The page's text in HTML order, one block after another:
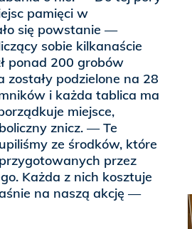
pamięci w
się powstanie —
sobie kilkanaście
ponad 200 grobów
podzielone na 28
i każda tablica ma
miejsce,
znicz. — Te
ze środków, które
przez
Każda z nich kosztuje
na naszą akcję —